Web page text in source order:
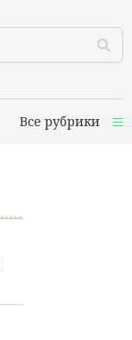
Все рубрики